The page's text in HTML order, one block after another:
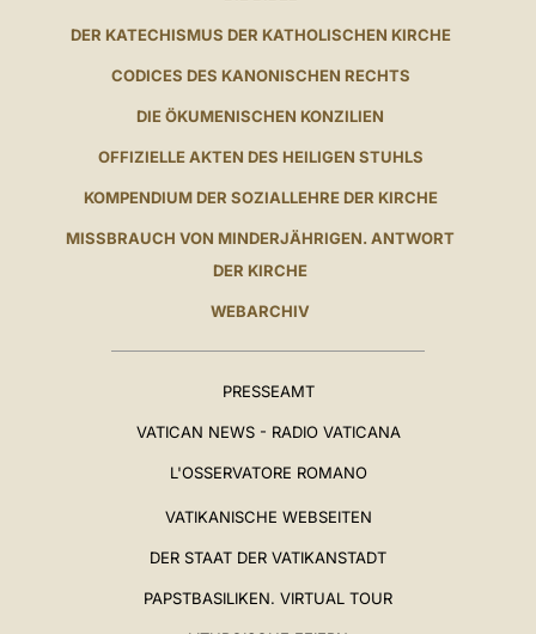
DER KATECHISMUS DER KATHOLISCHEN KIRCHE
CODICES DES KANONISCHEN RECHTS
DIE ÖKUMENISCHEN KONZILIEN
OFFIZIELLE AKTEN DES HEILIGEN STUHLS
KOMPENDIUM DER SOZIALLEHRE DER KIRCHE
MISSBRAUCH VON MINDERJÄHRIGEN. ANTWORT
DER KIRCHE
WEBARCHIV
PRESSEAMT
VATICAN NEWS - RADIO VATICANA
L'OSSERVATORE ROMANO
VATIKANISCHE WEBSEITEN
DER STAAT DER VATIKANSTADT
PAPSTBASILIKEN. VIRTUAL TOUR